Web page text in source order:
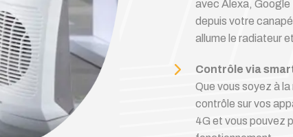
avec Alexa, Google
depuis votre
allume le radiateur
Contrôle via
Que vous soyez à
contrôle sur vos
4G et vous pouvez